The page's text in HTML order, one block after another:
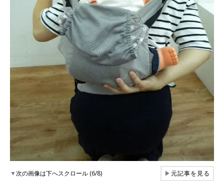
▼次の画像は下へスクロール (6/8) ▶元記事を見る